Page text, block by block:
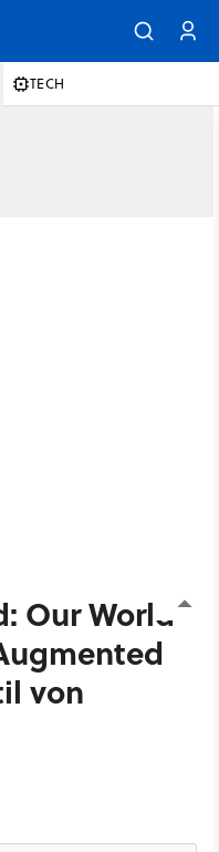
TECH
Our World
von